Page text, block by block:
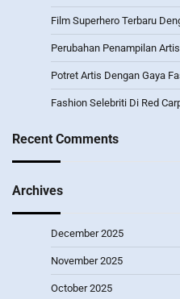
Film Superhero Terbaru
Perubahan Penampilan
Potret Artis Dengan Gaya
Fashion Selebriti Di Red
Recent Comments
Archives
December 2025
November 2025
October 2025